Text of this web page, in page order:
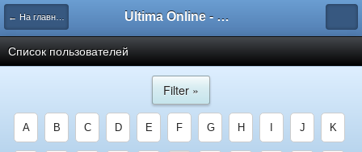
← На главную Ultima Online - Форум Русского сообщества игры
Список пользователей
Filter »
A B C D E F G H J K